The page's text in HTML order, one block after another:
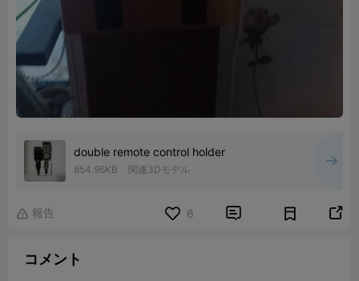
double remote control holder
854.96KB 関連3Dモデル
 報告 6  
コメント